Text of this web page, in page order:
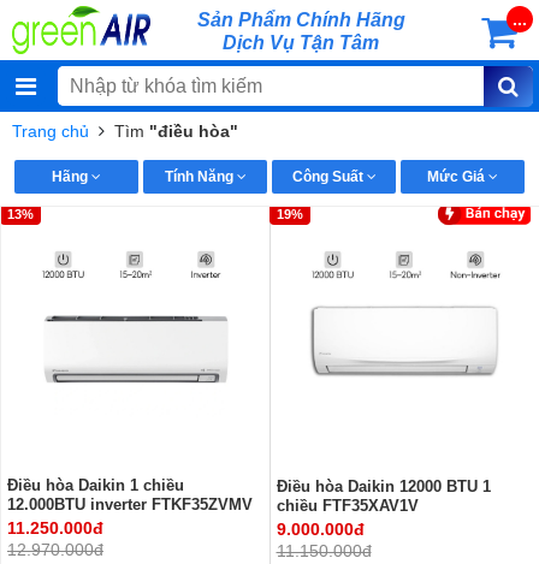
Sản Phẩm Chính Hãng
Dịch Vụ Tận Tâm
...
Trang chủ Tìm "điều hòa"
Hãng Tính Năng Công Suất Mức Giá
13%
Điều hòa Daikin 1 chiều
12.000BTU inverter FTKF35ZVMV
11.250.000đ
12.970.000đ
19%
Điều hòa Daikin 12000 BTU 1
chiều FTF35XAV1V
9.000.000đ
11.150.000đ